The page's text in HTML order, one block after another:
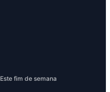
Este fim de semana